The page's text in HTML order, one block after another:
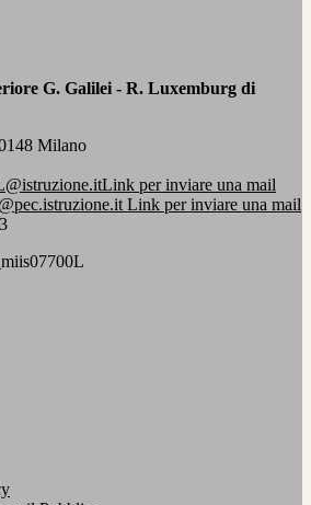
G. Galilei - R. Luxemburg di
Milano
Link per inviare una mail
Link per inviare una mail